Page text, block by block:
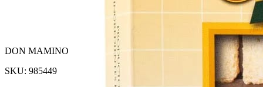
DON MAMINO
SKU: 985449